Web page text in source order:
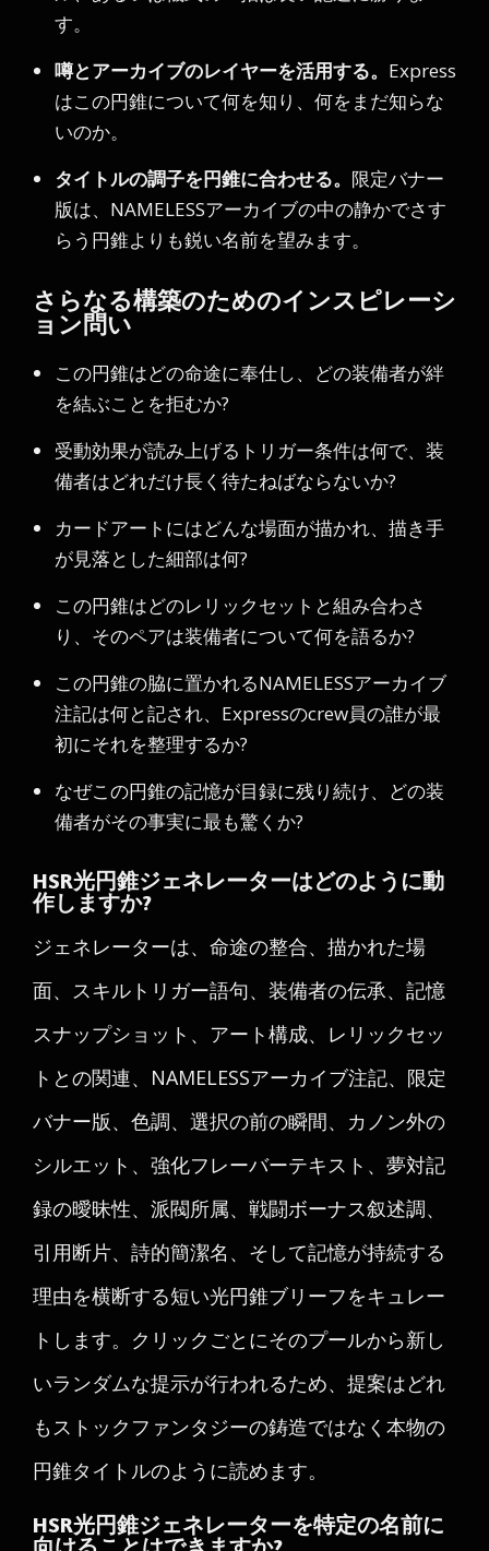
す。
噂とアーカイブのレイヤーを活用する。 Express
はこの円錐について何を知り、何をまだ知らな
いのか。
タイトルの調子を円錐に合わせる。 限定バナー
版は、NAMELESSアーカイブの中の静かでさす
らう円錐よりも鋭い名前を望みます。
さらなる構築のためのインスピレーシ
ョン問い
この円錐はどの命途に奉仕し、どの装備者が絆
を結ぶことを拒むか?
受動効果が読み上げるトリガー条件は何で、装
備者はどれだけ長く待たねばならないか?
カードアートにはどんな場面が描かれ、描き手
が見落とした細部は何?
この円錐はどのレリックセットと組み合わさ
り、そのペアは装備者について何を語るか?
この円錐の脇に置かれるNAMELESSアーカイブ
注記は何と記され、Expressのcrew員の誰が最
初にそれを整理するか?
なぜこの円錐の記憶が目録に残り続け、どの装
備者がその事実に最も驚くか?
HSR光円錐ジェネレーターはどのように動
作しますか?
ジェネレーターは、命途の整合、描かれた場
面、スキルトリガー語句、装備者の伝承、記憶
スナップショット、アート構成、レリックセッ
トとの関連、NAMELESSアーカイブ注記、限定
バナー版、色調、選択の前の瞬間、カノン外の
シルエット、強化フレーバーテキスト、夢対記
録の曖昧性、派閥所属、戦闘ボーナス叙述調、
引用断片、詩的簡潔名、そして記憶が持続する
理由を横断する短い光円錐ブリーフをキュレー
トします。クリックごとにそのプールから新し
いランダムな提示が行われるため、提案はどれ
もストックファンタジーの鋳造ではなく本物の
円錐タイトルのように読めます。
HSR光円錐ジェネレーターを特定の名前に